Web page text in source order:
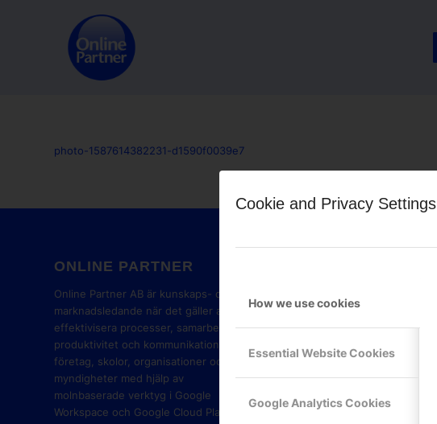
Cookie and Privacy Settings
How we use cookies
Essential Website Cookies
Google Analytics Cookies
photo-1587614382231-d1590f0039e7
ONLINE PARTNER
Online Partner AB är kunskaps- och
marknadsledande när det gäller att
effektivisera processer, samarbete,
produktivitet och kommunikation i
företag, skolor, organisationer och
myndigheter med hjälp av
molnbaserade verktyg i Google
Workspace och Google Cloud Platform.